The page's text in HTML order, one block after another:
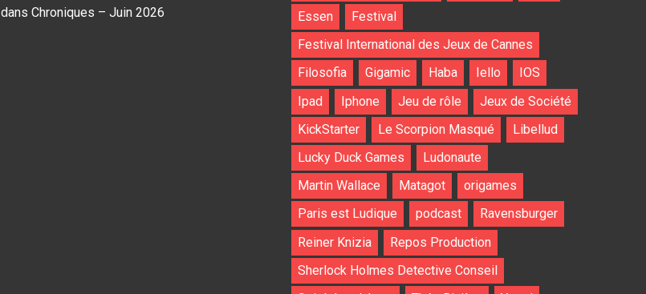
dans Chroniques – Juin 2026
Essen
Festival
Festival International des Jeux de Cannes
Filosofia
Gigamic Haba Iello
IOS
Ipad
Iphone Jeu de rôle
Jeux de Société
KickStarter
Le Scorpion Masqué
Libellud
Lucky Duck Games
Ludonaute
Martin Wallace
Matagot
origames
Paris est Ludique
podcast
Ravensburger
Reiner Knizia
Repos Production
Sherlock Holmes Detective Conseil